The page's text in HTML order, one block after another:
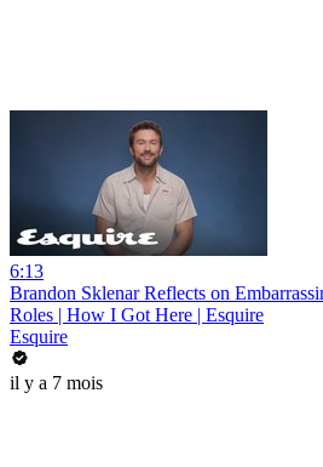
6:13
Brandon Sklenar Reflects on
Roles | How I Got Here | Esquire
Esquire
il y a 7 mois